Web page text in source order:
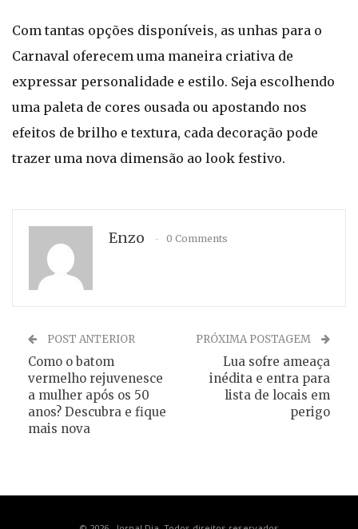
Com tantas opções disponíveis, as unhas para o
Carnaval oferecem uma maneira criativa de
expressar personalidade e estilo. Seja escolhendo
uma paleta de cores ousada ou apostando nos
efeitos de brilho e textura, cada decoração pode
trazer uma nova dimensão ao look festivo.
Enzo 0 Comments
POST ANTERIOR
Como o batom
vermelho rejuvenesce
a mulher após os 50
anos? Descubra e fique
mais nova
PRÓXIMA POSTAGEM
Lua sofre ameaça
inédita e entra para
lista de locais em
perigo